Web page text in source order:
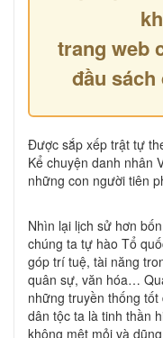
trang web
đầu sách
Được sắp xếp trật tự
Kể chuyện danh nhân
những con người tiên
Nhìn lại lịch sử hơn
chúng ta tự hào Tổ
góp trí tuệ, tài năng
quân sự, văn hóa…
những truyền thống
dân tộc ta là tinh thần
không mệt mỏi và